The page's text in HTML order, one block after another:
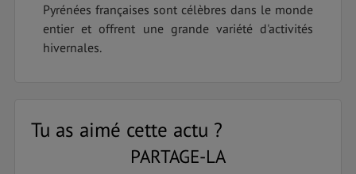
Pyrénées françaises sont célèbres dans le monde
entier et offrent une grande variété d'activités
hivernales.
Tu as aimé cette actu ?
PARTAGE-LA